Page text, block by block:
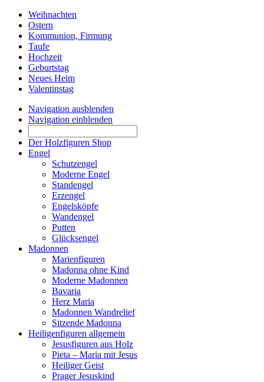
Weihnachten
Ostern
Kommunion, Firmung
Taufe
Hochzeit
Geburtstag
Neues Heim
Valentinstag
Navigation ausblenden
Navigation einblenden
Der Holzfiguren Shop
Engel
Schutzengel
Moderne Engel
Standengel
Erzengel
Engelsköpfe
Wandengel
Putten
Glücksengel
Madonnen
Marienfiguren
Madonna ohne Kind
Moderne Madonnen
Bavaria
Herz Maria
Madonnen Wandrelief
Sitzende Madonna
Heiligenfiguren allgemein
Jesusfiguren aus Holz
Pieta – Maria mit Jesus
Heiliger Geist
Prager Jesuskind